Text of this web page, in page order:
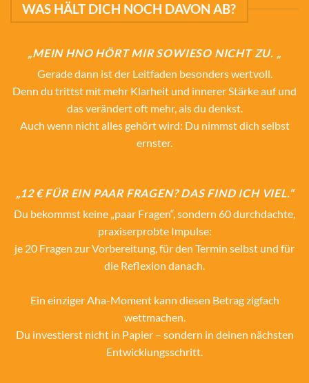
WAS HÄLT DICH NOCH DAVON AB?
„MEIN HNO HÖRT MIR SOWIESO NICHT ZU. „
Gerade dann ist der Leitfaden besonders wertvoll.
Denn du trittst mit mehr Klarheit und innerer Stärke auf und
das verändert oft mehr, als du denkst.
Auch wenn nicht alles gehört wird: Du nimmst dich selbst
ernster.
„12 € FÜR EIN PAAR FRAGEN? DAS FIND ICH VIEL.“
Du bekommst keine „paar Fragen“, sondern 60 durchdachte,
praxiserprobte Impulse:
je 20 Fragen zur Vorbereitung, für den Termin selbst und für
die Reflexion danach.
Ein einziger Aha-Moment kann diesen Betrag zigfach
wettmachen.
Du investierst nicht in Papier – sondern in deinen nächsten
Entwicklungsschritt.